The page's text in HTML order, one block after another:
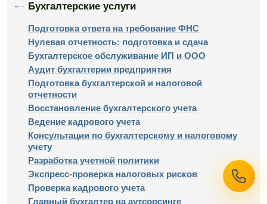
Бухгалтерские услуги
Подготовка ответа на требование ФНС
Нулевая отчетность: подготовка и сдача
Бухгалтерское обслуживание ИП и ООО
Аудит бухгалтерии предприятия
Подготовка бухгалтерской и налоговой
отчетности
Восстановление бухгалтерского учета
Ведение кадрового учета
Консультации по бухгалтерскому и налоговому
учету
Разработка учетной политики
Экспресс-проверка налоговых рисков
Проверка кадрового учета
Главный бухгалтер на аутсорсинге